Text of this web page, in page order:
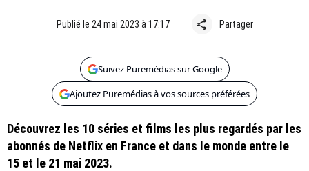
Publié le 24 mai 2023 à 17:17 share Partager
Suivez Puremédias sur Google
Ajoutez Puremédias à vos sources préférées
Découvrez les 10 séries et films les plus regardés par les
abonnés de Netflix en France et dans le monde entre le
15 et le 21 mai 2023.